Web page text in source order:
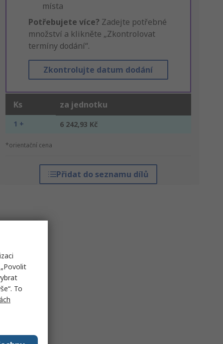
místa
Potřebujete více? Zadejte potřebné
množství a klikněte „Zkontrolovat
termíny dodání“.
Zkontrolujte datum dodání
Ks za jednotku
1 + 6 242,93 Kč
*orientační cena
Přidat do seznamu dílů
To